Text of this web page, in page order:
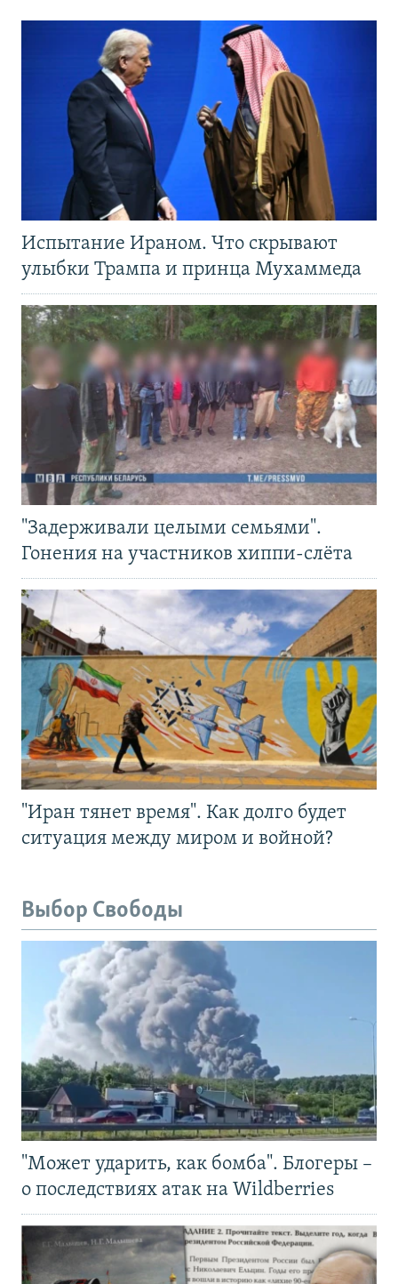
Испытание Ираном. Что скрывают
улыбки Трампа и принца Мухаммеда
"Задерживали целыми семьями".
Гонения на участников хиппи-слёта
"Иран тянет время". Как долго будет
ситуация между миром и войной?
Выбор Свободы
"Может ударить, как бомба". Блогеры –
о последствиях атак на Wildberries